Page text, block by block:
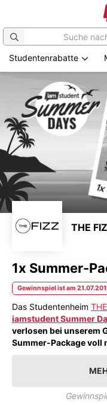
Hauptinhalt
springen
Studentenrabatte
THE
1x Summer-
Gewinnspiel ist am
Das Studentenheim
iamstudent Summer
verlosen bei unserem
Summer-Package voll